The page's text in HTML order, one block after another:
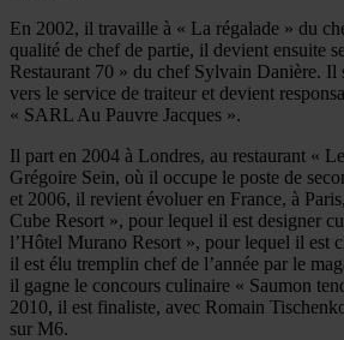
En 2002, il travaille à « La régalade » du
qualité de chef de partie, il devient ensuite
Restaurant 70 » du chef Sylvain Danière. Il
vers le service de traiteur et devient
« SARL Au Pauvre Jacques ».
Il part en 2004 à Londres, au restaurant «
Grégoire Sein, où il occupe le poste de
et 2006, il revient évoluer en France, à
Cube Resort », pour lequel il est designer
l’Hôtel Murano Resort », pour lequel il est
il est élu tremplin chef de l’année par le
il gagne le concours culinaire « Saumon
2010, il est finaliste, avec Romain
sur M6.